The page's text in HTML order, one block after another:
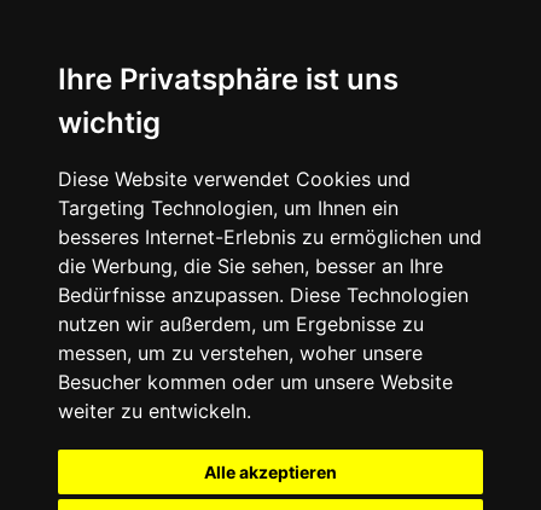
Ihre Privatsphäre ist uns
wichtig
Diese Website verwendet Cookies und
Targeting Technologien, um Ihnen ein
besseres Internet-Erlebnis zu ermöglichen und
die Werbung, die Sie sehen, besser an Ihre
Bedürfnisse anzupassen. Diese Technologien
nutzen wir außerdem, um Ergebnisse zu
messen, um zu verstehen, woher unsere
Besucher kommen oder um unsere Website
weiter zu entwickeln.
Alle akzeptieren